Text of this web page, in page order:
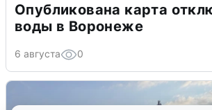
Опубликована карта
воды в Воронеже
6 августа 0